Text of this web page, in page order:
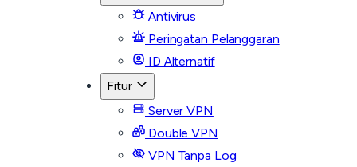
Antivirus
Peringatan Pelanggaran
ID Alternatif
Fitur
Server VPN
Double VPN
VPN Tanpa Log